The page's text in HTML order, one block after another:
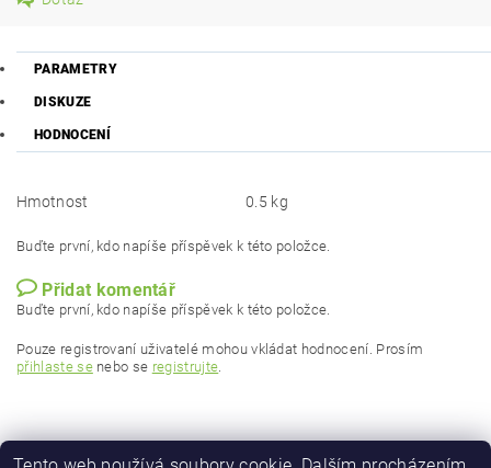
PARAMETRY
DISKUZE
HODNOCENÍ
Hmotnost 0.5 kg
Buďte první, kdo napíše příspěvek k této položce.
Přidat komentář
Buďte první, kdo napíše příspěvek k této položce.
Pouze registrovaní uživatelé mohou vkládat hodnocení. Prosím
přihlaste senebo se registrujte.